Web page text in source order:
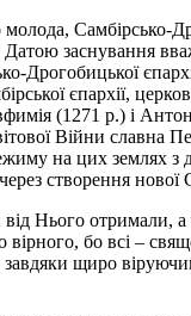
Самбірсько-
заснування
єпархії,
(1271 р.) і
Війни славна
на цих землях з
створення
Нього
бо всі –
щиро